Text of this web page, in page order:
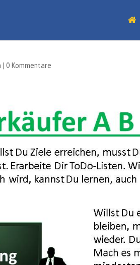
|0 Kommentare